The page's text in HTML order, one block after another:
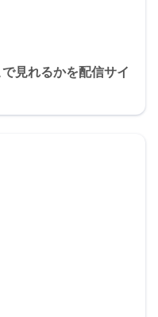
見れるかを配信サイ